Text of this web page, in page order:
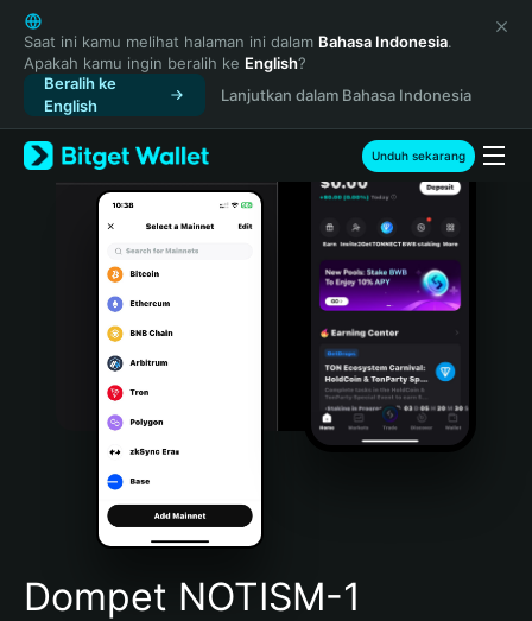
English
日本語
Tiếng Việt
Русский
Español (Latinoamérica)
Türkçe
Italiano
Português (Portugal)
Bahasa Indonesia
Português (Brasil)
Español (Argentina)
Saat ini kamu melihat halaman ini dalam Bahasa Indonesia.
Apakah kamu ingin beralih ke English?
Beralih ke
English
Lanjutkan dalam Bahasa Indonesia
Unduh sekarang
Dompet NOTISM-1